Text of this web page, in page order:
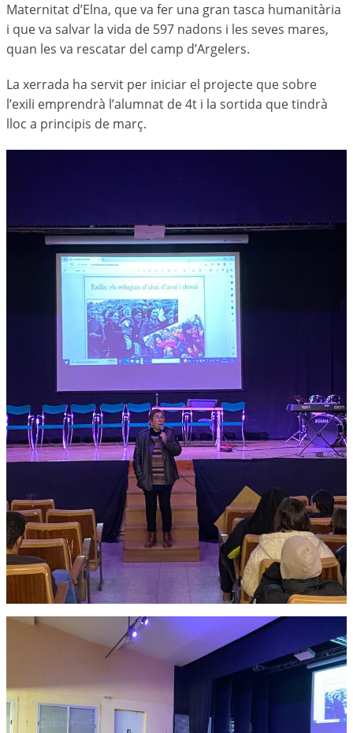
Maternitat d’Elna, que va fer una gran tasca humanitària
i que va salvar la vida de 597 nadons i les seves mares,
quan les va rescatar del camp d’Argelers.
La xerrada ha servit per iniciar el projecte que sobre
l’exili emprendrà l’alumnat de 4t i la sortida que tindrà
lloc a principis de març.